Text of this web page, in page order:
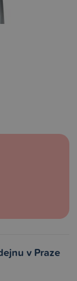
v Praze